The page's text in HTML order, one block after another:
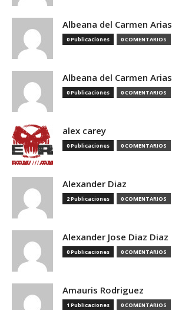
Albeana del Carmen Arias
0 Publicaciones 0 COMENTARIOS
Albeana del Carmen Arias
0 Publicaciones 0 COMENTARIOS
alex carey
0 Publicaciones 0 COMENTARIOS
Alexander Diaz
2 Publicaciones 0 COMENTARIOS
Alexander Jose Diaz Diaz
0 Publicaciones 0 COMENTARIOS
Amauris Rodriguez
1 Publicaciones 0 COMENTARIOS